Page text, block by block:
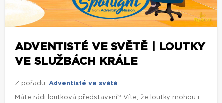
ADVENTISTÉ VE SVĚTĚ | LOUTKY
VE SLUŽBÁCH KRÁLE
Z pořadu: Adventisté ve světě
Máte rádi loutková představení? Víte, že loutky mohou i